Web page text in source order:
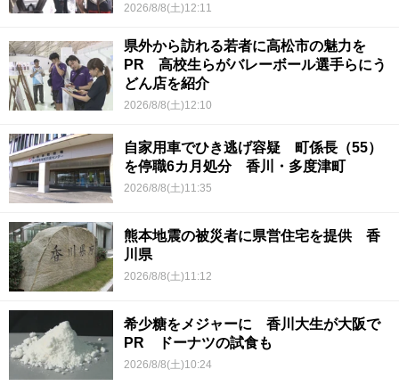
2026/8/8(土)12:11
県外から訪れる若者に高松市の魅力を
PR 高校生らがバレーボール選手らにう
どん店を紹介
2026/8/8(土)12:10
自家用車でひき逃げ容疑 町係長（55）
を停職6カ月処分 香川・多度津町
2026/8/8(土)11:35
熊本地震の被災者に県営住宅を提供 香
川県
2026/8/8(土)11:12
希少糖をメジャーに 香川大生が大阪で
PR ドーナツの試食も
2026/8/8(土)10:24